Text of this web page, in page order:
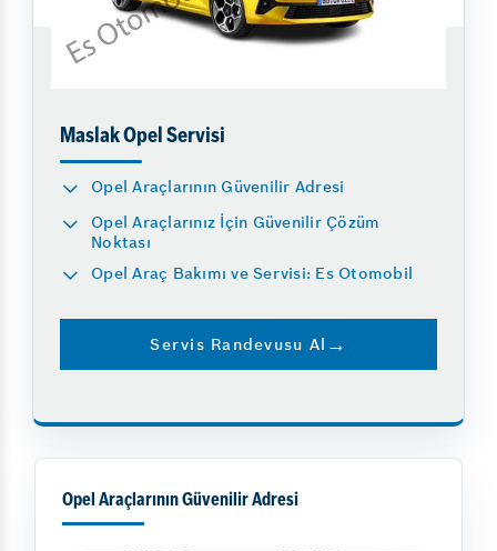
Maslak Opel Servisi
Opel Araçlarının Güvenilir Adresi
Opel Araçlarınız İçin Güvenilir Çözüm
Noktası
Opel Araç Bakımı ve Servisi: Es Otomobil
Servis Randevusu Al
Opel Araçlarının Güvenilir Adresi